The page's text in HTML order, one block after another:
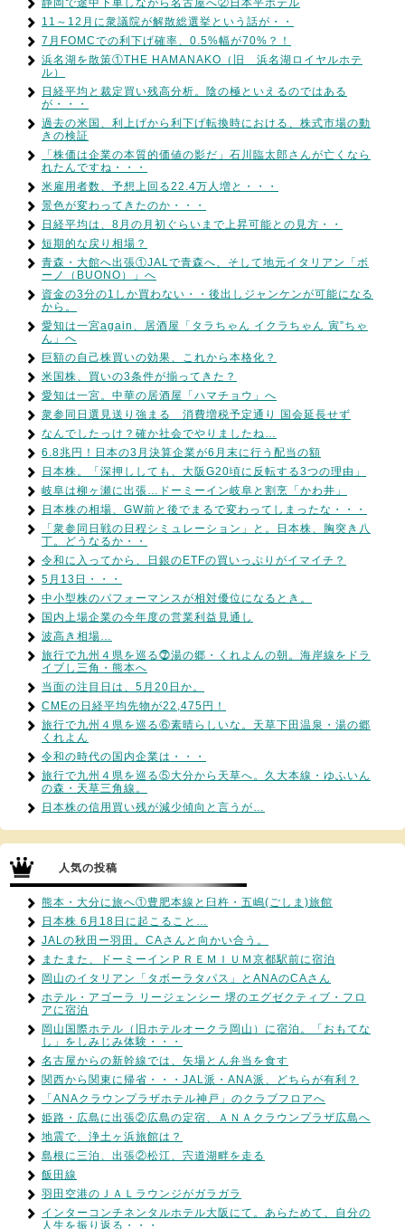
11～12月に衆議院が解散総選挙という話が・・
7月FOMCでの利下げ確率、0.5%幅が70%？！
浜名湖を散策①THE HAMANAKO（旧 浜名湖ロイヤルホテ
ル）
日経平均と裁定買い残高分析。陰の極といえるのではある
が・・・
過去の米国、利上げから利下げ転換時における、株式市場の動
きの検証
「株価は企業の本質的価値の影だ」石川臨太郎さんが亡くなら
れたんですね・・・
米雇用者数、予想上回る22.4万人増と・・・
景色が変わってきたのか・・・
日経平均は、8月の月初ぐらいまで上昇可能との見方・・
短期的な戻り相場？
青森・大館へ出張①JALで青森へ、そして地元イタリアン「ボ
ーノ（BUONO）」へ
資金の3分の1しか買わない・・後出しジャンケンが可能になる
から。
愛知は一宮again、居酒屋「タラちゃん イクラちゃん 寅”ちゃ
ん」へ
巨額の自己株買いの効果、これから本格化？
米国株、買いの3条件が揃ってきた？
愛知は一宮。中華の居酒屋「ハマチョウ」へ
衆参同日選見送り強まる 消費増税予定通り 国会延長せず
なんでしたっけ？確か社会でやりましたね…
6.8兆円！日本の3月決算企業が6月末に行う配当の額
日本株。「深押ししても、大阪G20頃に反転する3つの理由」
岐阜は柳ヶ瀬に出張…ドーミーイン岐阜と割烹「かわ井」
日本株の相場、GW前と後でまるで変わってしまったな・・・
「衆参同日戦の日程シミュレーション」と。日本株、胸突き八
丁。どうなるか・・
令和に入ってから、日銀のETFの買いっぷりがイマイチ？
5月13日・・・
中小型株のパフォーマンスが相対優位になるとき。
国内上場企業の今年度の営業利益見通し
波高き相場…
旅行で九州４県を巡る⓻湯の郷・くれよんの朝。海岸線をドラ
イブし三角・熊本へ
当面の注目日は、5月20日か。
CMEの日経平均先物が22,475円！
旅行で九州４県を巡る⑥素晴らしいな。天草下田温泉・湯の郷
くれよん
令和の時代の国内企業は・・・
旅行で九州４県を巡る⑤大分から天草へ。久大本線・ゆふいん
の森・天草三角線。
日本株の信用買い残が減少傾向と言うが…
人気の投稿
熊本・大分に旅へ①豊肥本線と臼杵・五嶋(ごしま)旅館
日本株 6月18日に起こること…
JALの秋田ー羽田。CAさんと向かい合う。
またまた、ドーミーインＰＲＥＭＩＵＭ京都駅前に宿泊
岡山のイタリアン「タボーラタパス」とANAのCAさん
ホテル・アゴーラ リージェンシー 堺のエグゼクティブ・フロ
アに宿泊
岡山国際ホテル（旧ホテルオークラ岡山）に宿泊。「おもてな
し」をしみじみ体験・・・
名古屋からの新幹線では、矢場とん弁当を食す
関西から関東に帰省・・・JAL派・ANA派、どちらが有利？
「ANAクラウンプラザホテル神戸」のクラブフロアへ
姫路・広島に出張②広島の定宿、ＡＮＡクラウンプラザ広島へ
地震で、浄土ヶ浜旅館は？
島根に三泊、出張②松江、宍道湖畔を走る
飯田線
羽田空港のＪＡＬラウンジがガラガラ
インターコンチネンタルホテル大阪にて。あらためて、自分の
人生を振り返る・・・